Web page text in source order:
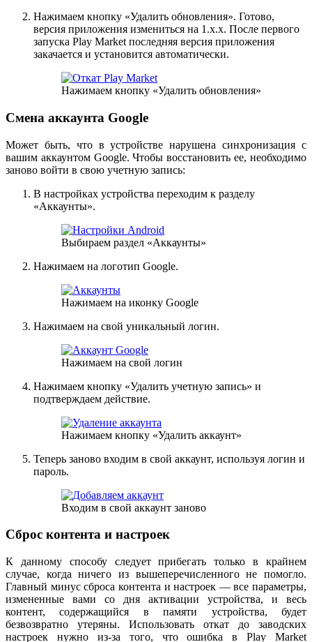
Нажимаем кнопку «Удалить обновления». Готово,
версия приложения измениться на 1.x.x. После первого
запуска Play Market последняя версия приложения
закачается и установится автоматически.
Нажимаем кнопку «Удалить обновления»
Смена аккаунта Google
Может быть, что в устройстве нарушена синхронизация с
вашим аккаунтом Google. Чтобы восстановить ее, необходимо
заново войти в свою учетную запись:
В настройках устройства переходим к разделу
«Аккаунты».
Выбираем раздел «Аккаунты»
Нажимаем на логотип Google.
Нажимаем на иконку Google
Нажимаем на свой уникальный логин.
Нажимаем на свой логин
Нажимаем кнопку «Удалить учетную запись» и
подтверждаем действие.
Нажимаем кнопку «Удалить аккаунт»
Теперь заново входим в свой аккаунт, используя логин и
пароль.
Входим в свой аккаунт заново
Сброс контента и настроек
К данному способу следует прибегать только в крайнем
случае, когда ничего из вышеперечисленного не помогло.
Главный минус сброса контента и настроек — все параметры,
измененные вами со дня активации устройства, и весь
контент, содержащийся в памяти устройства, будет
безвозвратно утеряны. Использовать откат до заводских
настроек нужно из-за того, что ошибка в Play Market